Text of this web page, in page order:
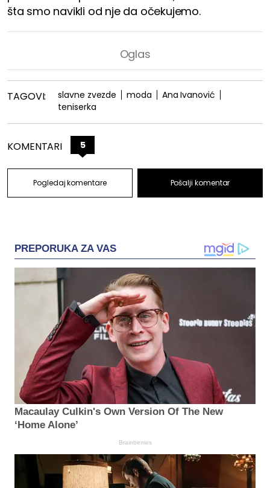
šta smo navikli od nje da očekujemo.
TAGOVI: slavne zvezde moda
Ana Ivanović
teniserka
KOMENTARI 5
Pogledaj komentare Pošalji komentar
PREPORUKA ZA VAS
Macaulay Culkin's Own Version Of The New
‘Home Alone’
Brainberries